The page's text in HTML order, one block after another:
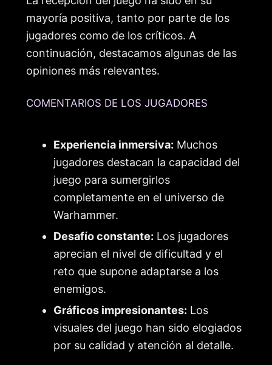
mayoría positiva, tanto por parte de los
jugadores como de los críticos. A
continuación, destacamos algunas de las
opiniones más relevantes.
COMENTARIOS DE LOS JUGADORES
Experiencia inmersiva: Muchos
jugadores destacan la capacidad del
juego para sumergirlos
completamente en el universo de
Warhammer.
Desafío constante: Los jugadores
aprecian el nivel de dificultad y el
reto que supone adaptarse a los
enemigos.
Gráficos impresionantes: Los
visuales del juego han sido elogiados
por su calidad y atención al detalle.